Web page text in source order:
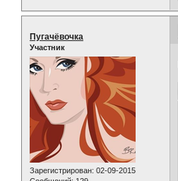
Пугачёвочка
Участник
Зарегистрирован: 02-09-2015